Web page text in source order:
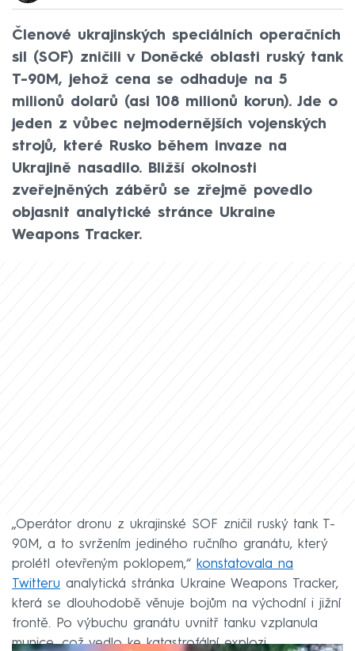
Členové ukrajinských speciálních operačních
sil (SOF) zničili v Doněcké oblasti ruský tank
T-90M, jehož cena se odhaduje na 5
milionů dolarů (asi 108 milionů korun). Jde o
jeden z vůbec nejmodernějších vojenských
strojů, které Rusko během invaze na
Ukrajině nasadilo. Bližší okolnosti
zveřejněných záběrů se zřejmě povedlo
objasnit analytické stránce Ukraine
Weapons Tracker.
„Operátor dronu z ukrajinské SOF zničil ruský tank T-
90M, a to svržením jediného ručního granátu, který
prolétl otevřeným poklopem,“ konstatovala na
Twitteru analytická stránka Ukraine Weapons Tracker,
která se dlouhodobě věnuje bojům na východní i jižní
frontě. Po výbuchu granátu uvnitř tanku vzplanula
munice, což vedlo ke katastrofální explozi.